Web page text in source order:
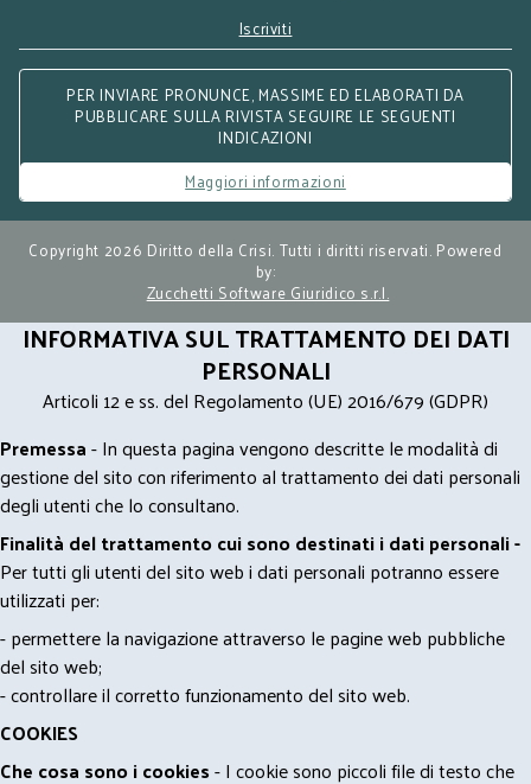
Iscriviti
PER INVIARE PRONUNCE, MASSIME ED ELABORATI DA
PUBBLICARE SULLA RIVISTA SEGUIRE LE SEGUENTI
INDICAZIONI
Maggiori informazioni
Copyright 2026 Diritto della Crisi. Tutti i diritti riservati. Powered
by:
Zucchetti Software Giuridico s.r.l.
INFORMATIVA SUL TRATTAMENTO DEI DATI
PERSONALI
Articoli 12 e ss. del Regolamento (UE) 2016/679 (GDPR)
Premessa- In questa pagina vengono descritte le modalità di
gestione del sito con riferimento al trattamento dei dati personali
degli utenti che lo consultano.
Finalità del trattamento cui sono destinati i dati personali -
Per tutti gli utenti del sito web i dati personali potranno essere
utilizzati per:
- permettere la navigazione attraverso le pagine web pubbliche
del sito web;
- controllare il corretto funzionamento del sito web.
COOKIES
Che cosa sono i cookies- I cookie sono piccoli file di testo che